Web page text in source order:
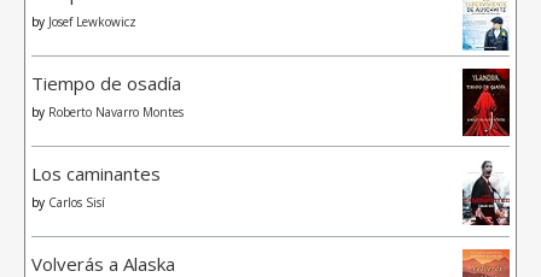
by Josef Lewkowicz
Tiempo de osadía
by Roberto Navarro Montes
Los caminantes
by Carlos Sisí
Volverás a Alaska